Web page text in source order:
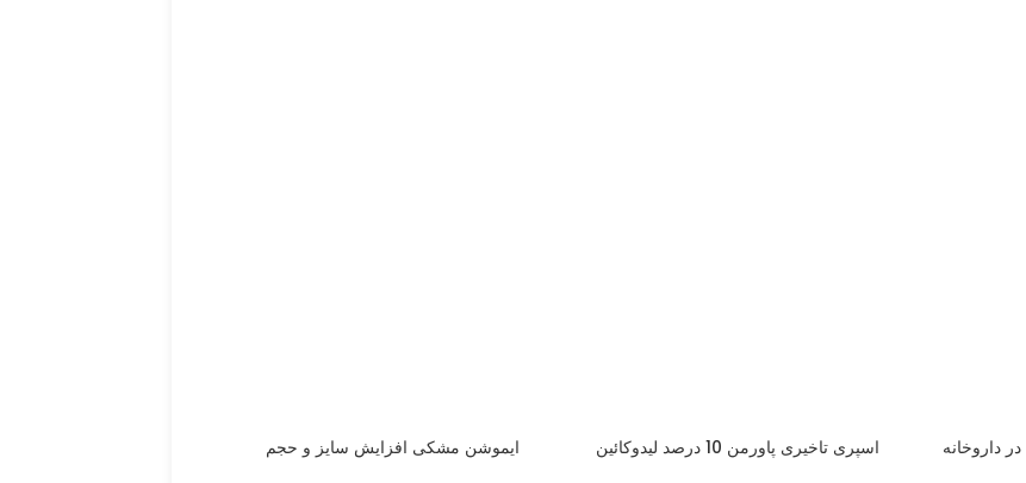
داروخانه اسپری تاخیری پاورمن 10 درصد لیدوکائین ایموشن مشکی افزایش سایز و حجم